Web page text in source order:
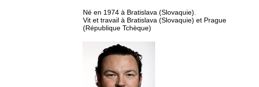
Né en 1974 à Bratislava (Slovaquie).
Vit et travail à Bratislava (Slovaquie) et Prague
(République Tchèque)